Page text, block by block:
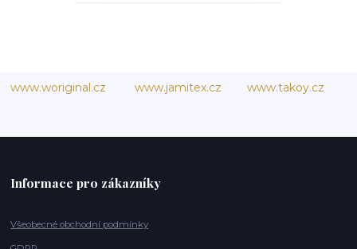
www.woriginal.cz www.jamitex.cz www.takoy.cz
Informace pro zákazníky
Všeobecné obchodní podmínky